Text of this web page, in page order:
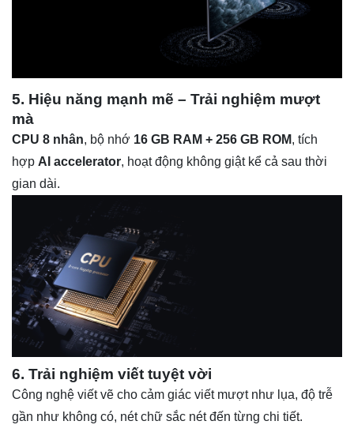
5. Hiệu năng mạnh mẽ – Trải nghiệm mượt
mà
CPU 8 nhân, bộ nhớ 16 GB RAM + 256 GB ROM, tích
hợp AI accelerator, hoạt động không giật kể cả sau thời
gian dài.
6. Trải nghiệm viết tuyệt vời
Công nghệ viết vẽ cho cảm giác viết mượt như lụa, độ trễ
gần như không có, nét chữ sắc nét đến từng chi tiết.